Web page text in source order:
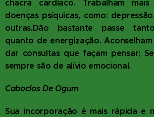
chacra cardíaco. Trabalham
doenças psíquicas, como:
outras.Dão bastante passe
quanto de energização.
dar consultas que façam pensar;
sempre são de alívio emocional.
Caboclos De Ogum
Sua incorporação é mais rápida e